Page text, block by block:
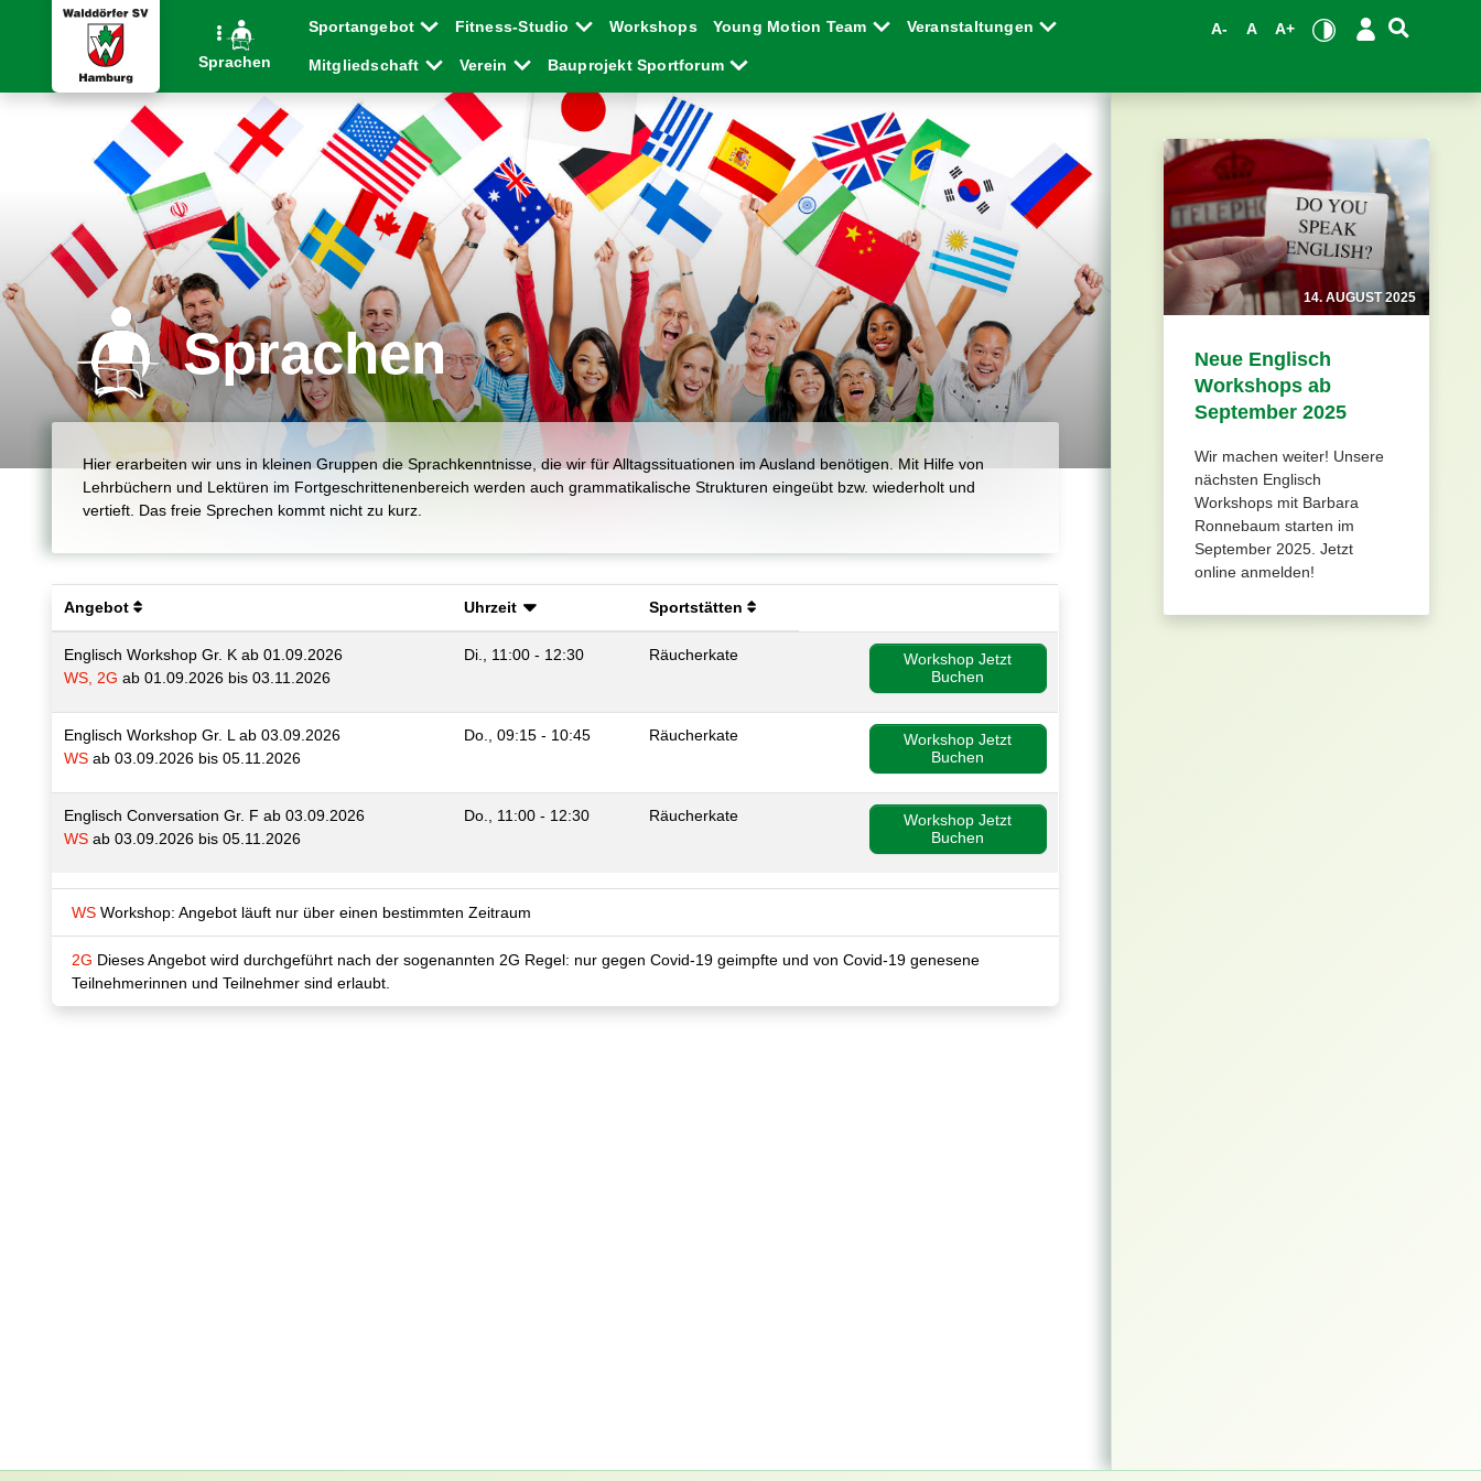
Sprachen
Sportangebot Fitness-Studio Workshops Young Motion Team Veranstaltungen
Mitgliedschaft Verein Bauprojekt Sportforum
A- A A+
Sprachen
Hier erarbeiten wir uns in kleinen Gruppen die Sprachkenntnisse, die wir für Alltagssituationen im Ausland benötigen. Mit Hilfe von
Lehrbüchern und Lektüren im Fortgeschrittenenbereich werden auch grammatikalische Strukturen eingeübt bzw. wiederholt und
vertieft. Das freie Sprechen kommt nicht zu kurz.
Angebot Uhrzeit Sportstätten
Englisch Workshop Gr. K ab 01.09.2026
WS, 2G ab 01.09.2026 bis 03.11.2026
Di., 11:00 - 12:30 Räucherkate
Workshop Jetzt
Buchen
Englisch Workshop Gr. L ab 03.09.2026
WSab 03.09.2026 bis 05.11.2026
Do., 09:15 - 10:45 Räucherkate
Workshop Jetzt
Buchen
Englisch Conversation Gr. F ab 03.09.2026
WSab 03.09.2026 bis 05.11.2026
Do., 11:00 - 12:30 Räucherkate
Workshop Jetzt
Buchen
WSWorkshop: Angebot läuft nur über einen bestimmten Zeitraum
2G Dieses Angebot wird durchgeführt nach der sogenannten 2G Regel: nur gegen Covid-19 geimpfte und von Covid-19 genesene
Teilnehmerinnen und Teilnehmer sind erlaubt.
14. AUGUST 2025
Neue Englisch
Workshops ab
September 2025
Wir machen weiter! Unsere
nächsten Englisch
Workshops mit Barbara
Ronnebaum starten im
September 2025. Jetzt
online anmelden!